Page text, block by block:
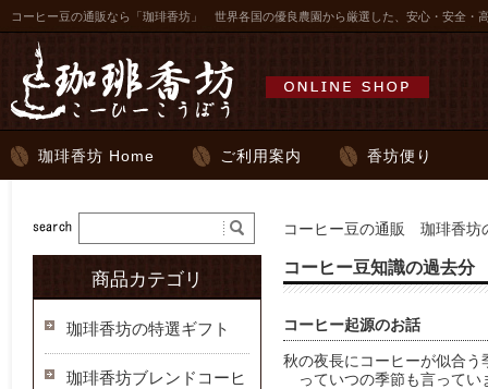
コーヒー豆の通販なら「珈琲香坊」 世界各国の優良農園から厳選した、安心・安全・
珈琲香坊 Home ご利用案内 香坊便り
コーヒー豆の通販 珈琲香坊
コーヒー豆知識の過去分
コーヒー起源のお話
秋の夜長にコーヒーが似合う
っていつの季節も言ってい
商品カテゴリ
珈琲香坊の特選ギフト
珈琲香坊ブレンドコーヒ